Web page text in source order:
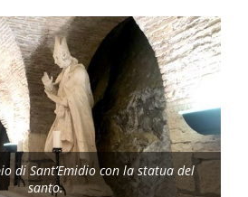
di Sant’Emidio con la statua del
santo.